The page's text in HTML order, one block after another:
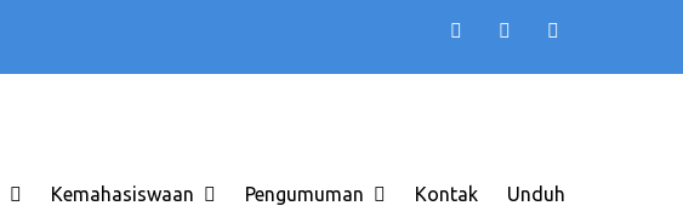
Kemahasiswaan Pengumuman Kontak Unduh